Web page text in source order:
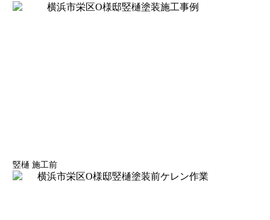
竪樋 施工前